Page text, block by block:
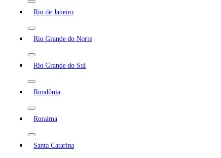
Rio de Janeiro
Rio Grande do Norte
Rio Grande do Sul
Rondônia
Roraima
Santa Catarina